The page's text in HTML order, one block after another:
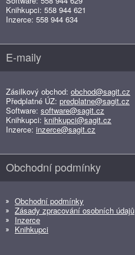
Knihkupci: 558 944 621
Inzerce: 558 944 634
E-maily
Zásilkový obchod: obchod@sagit.cz
Předplatné ÚZ: predplatne@sagit.cz
Software: software@sagit.cz
Knihkupci: knihkupci@sagit.cz
Inzerce: inzerce@sagit.cz
Obchodní podmínky
Obchodní podmínky
Zásady zpracování osobních údajů
Inzerce
Knihkupci